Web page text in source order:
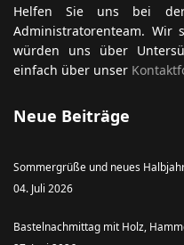
Helfen Sie uns bei
Administratorenteam. Wir
würden uns über
einfach über unser
Neue Beiträge
Sommergrüße und neues
04. Juli 2026
Bastelnachmittag mit Holz,